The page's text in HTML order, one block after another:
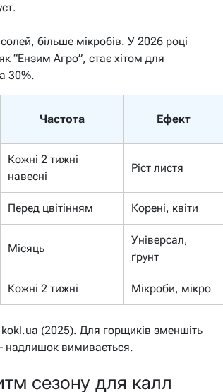
більше мікробів. У 2026 році
“Ензим Агро”, стає хітом для
30%.
Частота Ефект
Кожні 2 тижні
навесні
Ріст листя
Перед цвітінням Корені, квіти
Місяць
Універсал,
ґрунт
Кожні 2 тижні Мікроби, мікро
(2025). Для горщиків зменшіть
надлишок вимивається.
сезону для калл